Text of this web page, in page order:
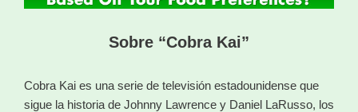
Sobre “Cobra Kai”
Cobra Kai es una serie de televisión estadounidense que
sigue la historia de Johnny Lawrence y Daniel LaRusso, los